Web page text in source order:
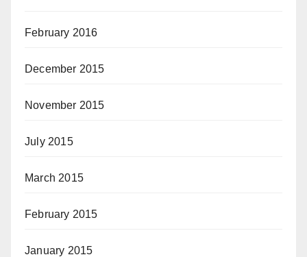
February 2016
December 2015
November 2015
July 2015
March 2015
February 2015
January 2015